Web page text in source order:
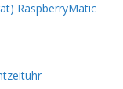
RaspberryMatic